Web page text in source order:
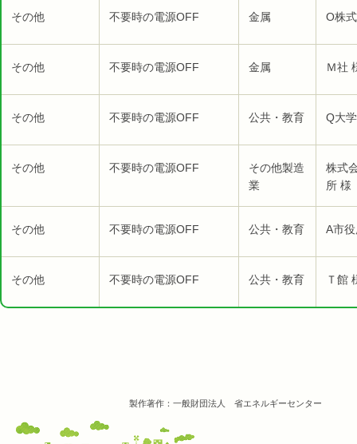
その他 不要時の電源OFF 金属 O株
その他 不要時の電源OFF 金属 Ｍ社
その他 不要時の電源OFF 公共・教育 Q大
その他 不要時の電源OFF
その他製造
業
株式
所 様
その他 不要時の電源OFF 公共・教育 A市
その他 不要時の電源OFF 公共・教育 Ｔ館
製作著作：一般財団法人 省エネルギーセンター